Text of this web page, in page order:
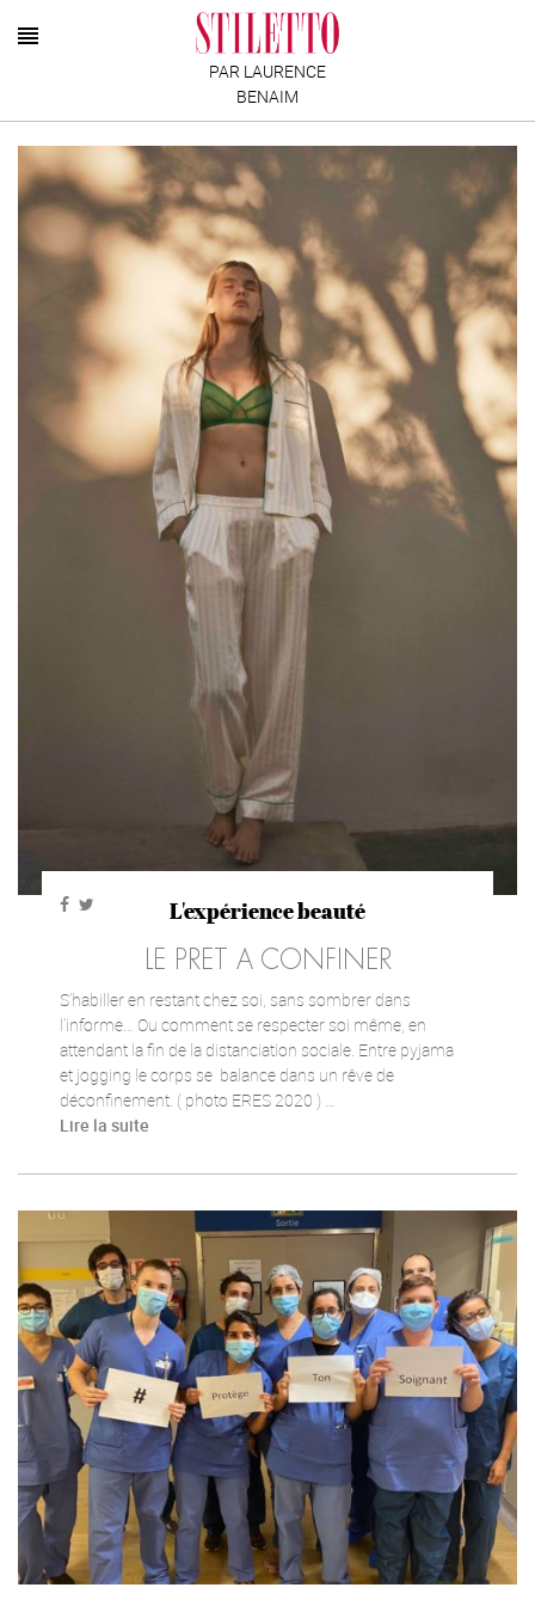
PAR LAURENCE
BENAIM
L'expérience beauté
LE PRET A CONFINER
S’habiller en restant chez soi, sans sombrer dans
l’informe… Ou comment se respecter soi même, en
attendant la fin de la distanciation sociale. Entre pyjama
et jogging le corps se balance dans un rêve de
déconfinement. ( photo ERES 2020 ) …
Lire la suite